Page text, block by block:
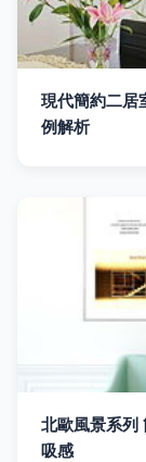
現代簡約二居
例解析
北歐風景系列
吸感